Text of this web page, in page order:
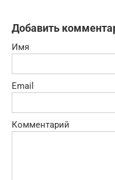
Добавить
Имя
Email
Комментарий